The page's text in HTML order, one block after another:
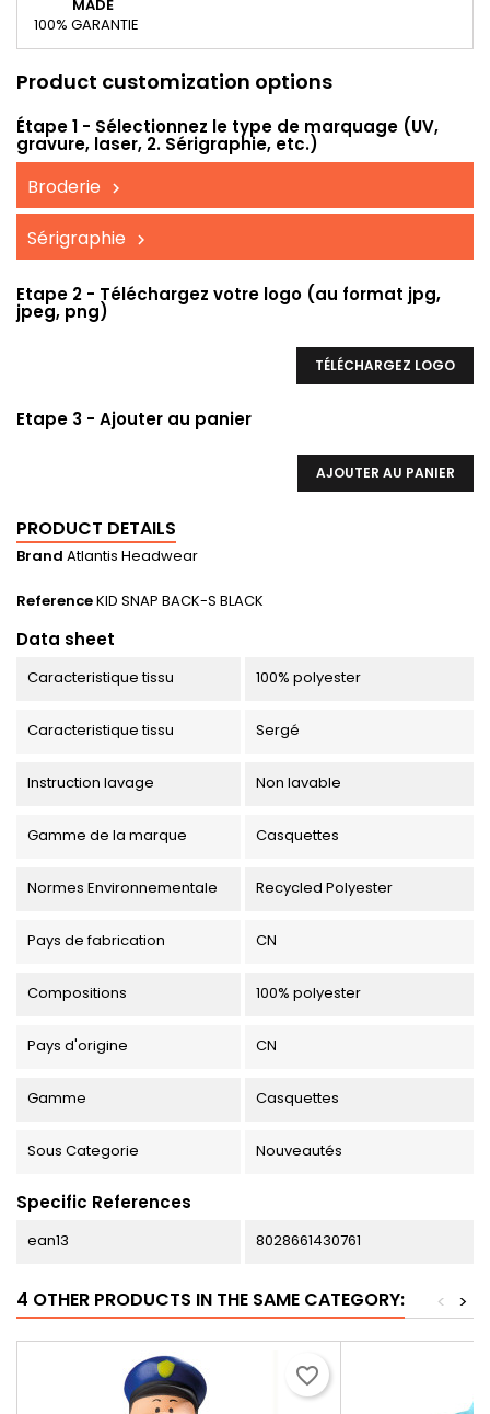
MADE
100% GARANTIE
Product customization options
Étape 1 - Sélectionnez le type de marquage (UV,
gravure, laser, 2. Sérigraphie, etc.)
Broderie
Sérigraphie
Etape 2 - Téléchargez votre logo (au format jpg,
jpeg, png)
TÉLÉCHARGEZ LOGO
Etape 3 - Ajouter au panier
AJOUTER AU PANIER
PRODUCT DETAILS
Brand Atlantis Headwear
ReferenceKID SNAP BACK-S BLACK
Data sheet
Caracteristique tissu 100% polyester
Caracteristique tissu Sergé
Instruction lavage Non lavable
Gamme de la marque Casquettes
Normes Environnementale Recycled Polyester
Pays de fabrication CN
Compositions 100% polyester
Pays d'origine CN
Gamme Casquettes
Sous Categorie Nouveautés
Specific References
ean13 8028661430761
4 OTHER PRODUCTS IN THE SAME CATEGORY: >
<
favorite_border